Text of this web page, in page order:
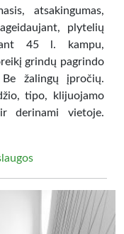
atsakingumas,
plytelių
45 l. kampu,
grindų pagrindo
Be žalingų įpročių.
tipo, klijuojamo
vietoje.